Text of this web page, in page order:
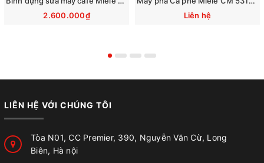
2.600.000₫
Liên hệ
LIÊN HỆ VỚI CHÚNG TÔI
Tòa N01, CC Premier, 390, Nguyễn Văn Cừ, Long
Biên, Hà nội